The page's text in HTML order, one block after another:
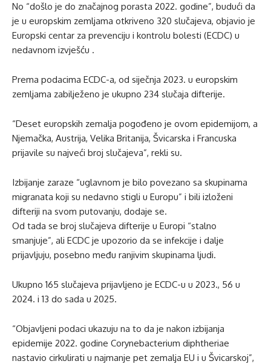
No “došlo je do značajnog porasta 2022. godine”, budući da
je u europskim zemljama otkriveno 320 slučajeva, objavio je
Europski centar za prevenciju i kontrolu bolesti (ECDC) u
nedavnom izvješću .
Prema podacima ECDC-a, od siječnja 2023. u europskim
zemljama zabilježeno je ukupno 234 slučaja difterije.
“Deset europskih zemalja pogođeno je ovom epidemijom, a
Njemačka, Austrija, Velika Britanija, Švicarska i Francuska
prijavile su najveći broj slučajeva”, rekli su.
Izbijanje zaraze “uglavnom je bilo povezano sa skupinama
migranata koji su nedavno stigli u Europu” i bili izloženi
difteriji na svom putovanju, dodaje se.
Od tada se broj slučajeva difterije u Europi “stalno
smanjuje”, ali ECDC je upozorio da se infekcije i dalje
prijavljuju, posebno među ranjivim skupinama ljudi.
Ukupno 165 slučajeva prijavljeno je ECDC-u u 2023., 56 u
2024. i 13 do sada u 2025.
“Objavljeni podaci ukazuju na to da je nakon izbijanja
epidemije 2022. godine Corynebacterium diphtheriae
nastavio cirkulirati u najmanje pet zemalja EU i u Švicarskoj”,